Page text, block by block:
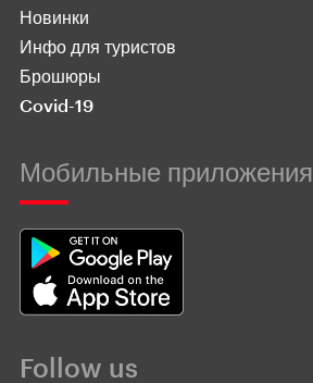
Новинки
Инфо для туристов
Брошюры
Covid-19
Мобильные приложения
Follow us